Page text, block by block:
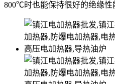
800℃时也能保持很好的绝缘性